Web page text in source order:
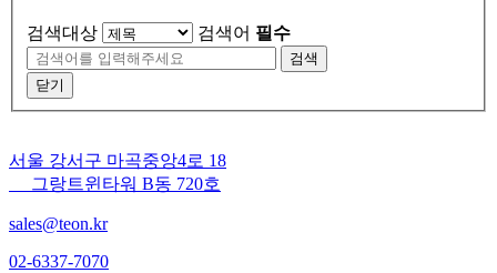
검색대상 검색어 필수
검색
닫기
서울 강서구 마곡중앙4로 18
그랑트윈타워 B동 720호
sales@teon.kr
02-6337-7070